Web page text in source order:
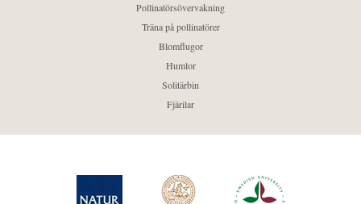
Pollinatörsövervakning
Träna på pollinatörer
Blomflugor
Humlor
Solitärbin
Fjärilar